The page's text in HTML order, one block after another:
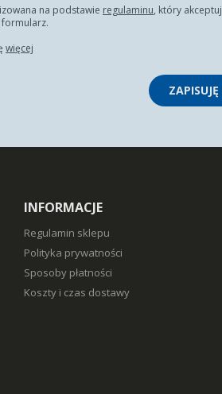
na podstawie regulaminu, który
formularz.
więcej
ZAPISUJĘ
INFORMACJE
Regulamin sklepu
Polityka prywatności
Sposoby płatności
Koszty i czas dostawy